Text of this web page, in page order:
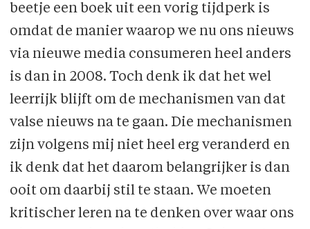
beetje een boek uit een vorig tijdperk is
omdat de manier waarop we nu ons nieuws
via nieuwe media consumeren heel anders
is dan in 2008. Toch denk ik dat het wel
leerrijk blijft om de mechanismen van dat
valse nieuws na te gaan. Die mechanismen
zijn volgens mij niet heel erg veranderd en
ik denk dat het daarom belangrijker is dan
ooit om daarbij stil te staan. We moeten
kritischer leren na te denken over waar ons